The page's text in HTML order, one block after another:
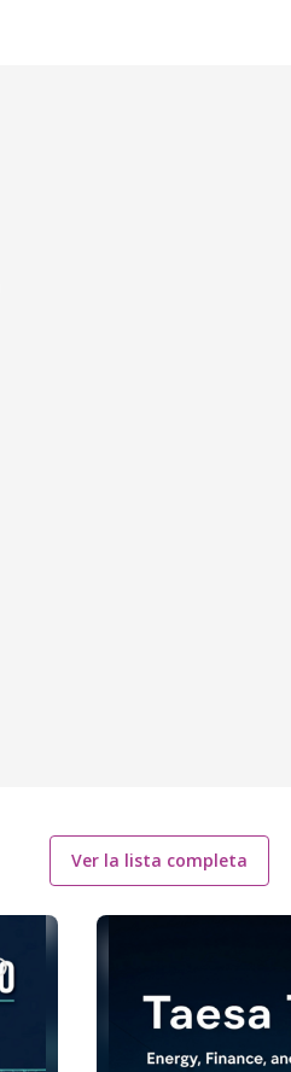
Ver la lista completa